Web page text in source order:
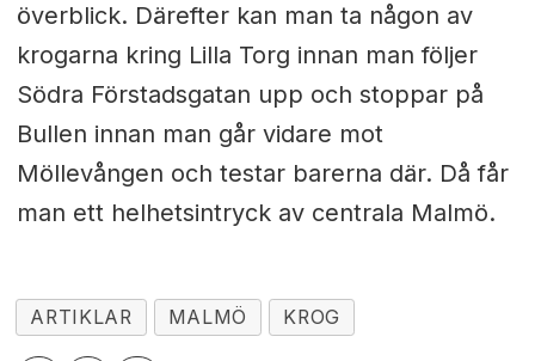
överblick. Därefter kan man ta någon av
krogarna kring Lilla Torg innan man följer
Södra Förstadsgatan upp och stoppar på
Bullen innan man går vidare mot
Möllevången och testar barerna där. Då får
man ett helhetsintryck av centrala Malmö.
ARTIKLAR MALMÖ KROG